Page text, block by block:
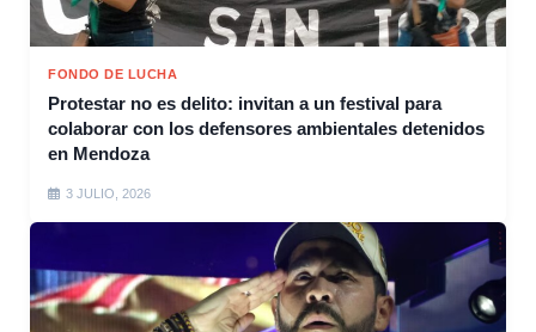
FONDO DE LUCHA
Protestar no es delito: invitan a un festival para
colaborar con los defensores ambientales detenidos
en Mendoza
3 JULIO, 2026